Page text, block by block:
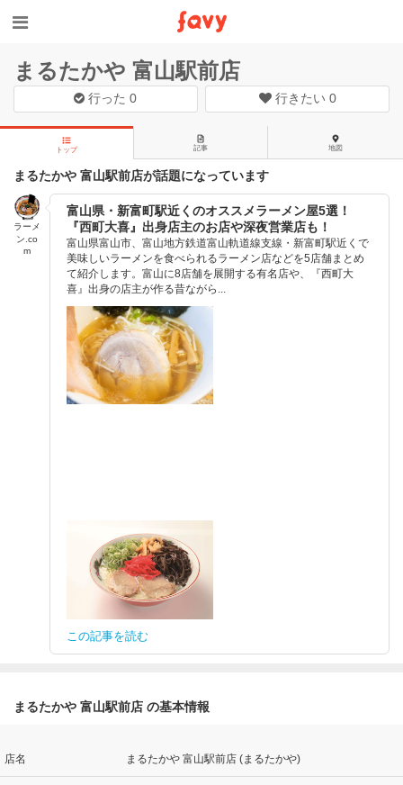
まるたかや 富山駅前店
行った0 行きたい 0
トップ 記事 地図
まるたかや 富山駅前店が話題になっています
ラーメ
ン.co
m
富山県・新富町駅近くのオススメラーメン屋5選！
『西町大喜』出身店主のお店や深夜営業店も！
富山県富山市、富山地方鉄道富山軌道線支線・新富町駅近くで
美味しいラーメンを食べられるラーメン店などを5店舗まとめ
て紹介します。富山に8店舗を展開する有名店や、『西町大
喜』出身の店主が作る昔ながら...
この記事を読む
まるたかや 富山駅前店 の基本情報
店名 まるたかや 富山駅前店 (まるたかや)